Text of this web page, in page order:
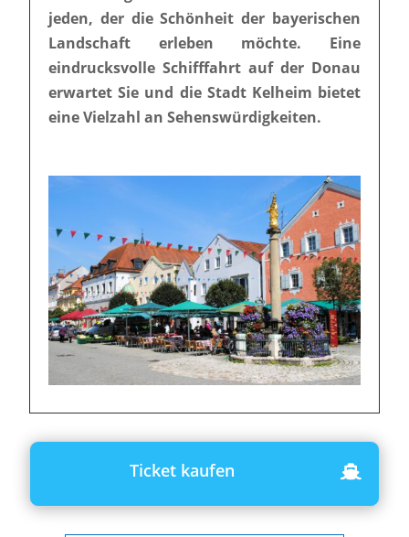
jeden, der die Schönheit der bayerischen
Landschaft erleben möchte. Eine
eindrucksvolle Schifffahrt auf der Donau
erwartet Sie und die Stadt Kelheim bietet
eine Vielzahl an Sehenswürdigkeiten.
Ticket kaufen